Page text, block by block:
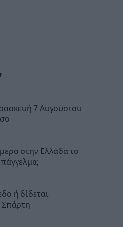
7 Αυγούστου
στην Ελλάδα το
ή δίδεται
Σπάρτη